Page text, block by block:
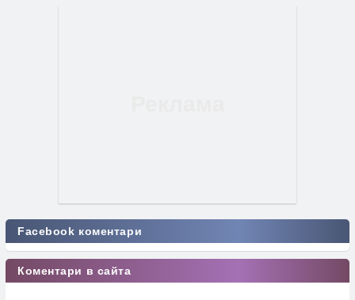
Facebook коментари
Коментари в сайта